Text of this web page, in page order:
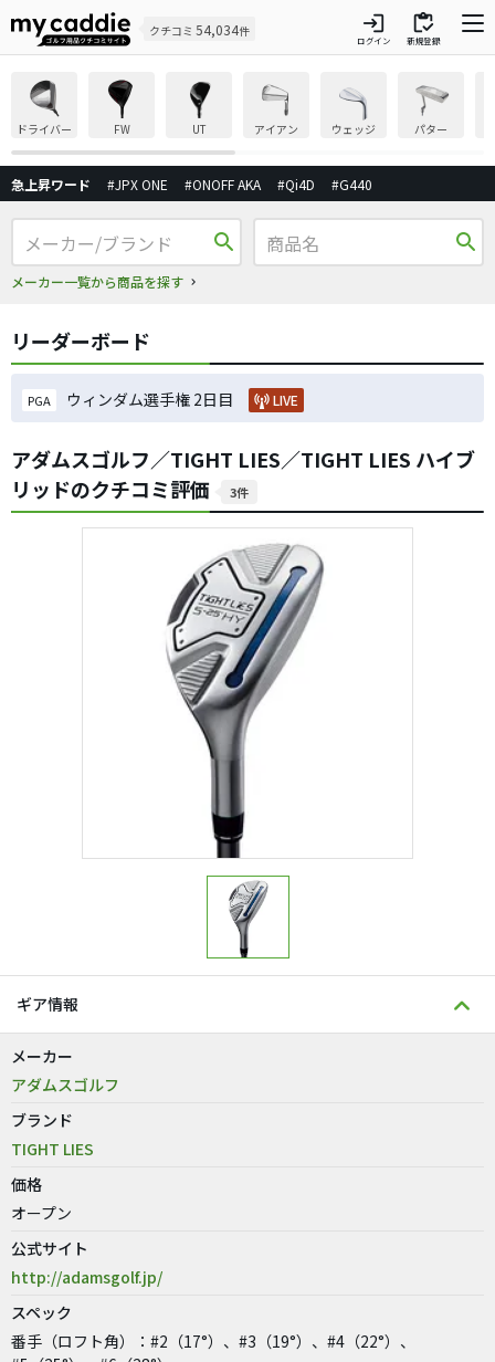
クチコミ 54,034件 login
ログイン
inventory
新規登録
ドライバー FW UT アイアン ウェッジ パター
急上昇ワード #JPX ONE #ONOFF AKA #Qi4D #G440
search
メーカー一覧から商品を探す
search
リーダーボード
PGA ウィンダム選手権 2日目 LIVE
アダムスゴルフ／TIGHT LIES／TIGHT LIES ハイブ
リッドのクチコミ評価
3件
ギア情報
メーカー
アダムスゴルフ
ブランド
TIGHT LIES
価格
オープン
公式サイト
http://adamsgolf.jp/
スペック
番手（ロフト角）：#2（17°）、#3（19°）、#4（22°）、